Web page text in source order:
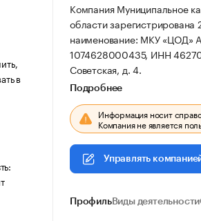
в
Компания Муниципальное
области
наименование: МКУ «ЦОД»
1074628000435, ИНН
Советская, д. 4.
Подробнее
Информация носит
Компания не является
Управлять
ПрофильВиды деятельности